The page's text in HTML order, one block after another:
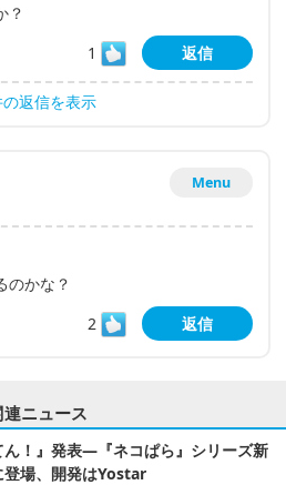
？
1
返信
の返信を表示
Menu
のかな？
2
返信
連ニュース
ん！』発表―『ネコぱら』シリーズ新
登場、開発はYostar